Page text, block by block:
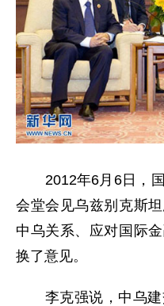
2012年6月6日，国
会堂会见乌兹别克斯
中乌关系、应对国际
换了意见。
李克强说，中乌建